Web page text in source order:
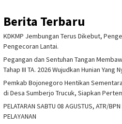
Berita Terbaru
KDKMP Jembungan Terus Dikebut,
Pengecoran Lantai.
Pegangan dan Sentuhan Tangan
Tahap III TA. 2026 Wujudkan Hunian Yang
Pemkab Bojonegoro Hentikan
di Desa Sumberjo Trucuk, Siapkan
PELATARAN SABTU 08 AGUSTUS, ATR/
PELAYANAN